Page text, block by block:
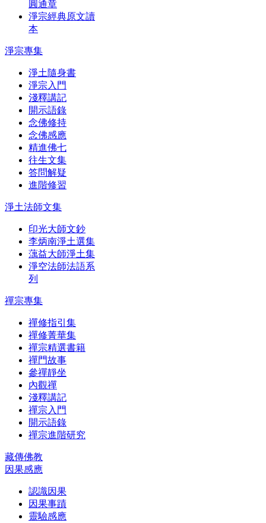
圓通章
淨宗經典原文讀
本
淨宗專集
淨土隨身書
淨宗入門
淺釋講記
開示語錄
念佛修持
念佛感應
精進佛七
往生文集
答問解疑
進階修習
淨土法師文集
印光大師文鈔
李炳南淨土選集
蕅益大師淨土集
淨空法師法語系
列
禪宗專集
禪修指引集
禪修菁華集
禪宗精選書籍
禪門故事
參禪靜坐
內觀禪
淺釋講記
禪宗入門
開示語錄
禪宗進階研究
藏傳佛教
因果感應
認識因果
因果事蹟
靈驗感應